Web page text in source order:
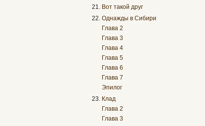
Вот такой друг
Однажды в Сибири
Глава 2
Глава 3
Глава 4
Глава 5
Глава 6
Глава 7
Эпилог
Клад
Глава 2
Глава 3